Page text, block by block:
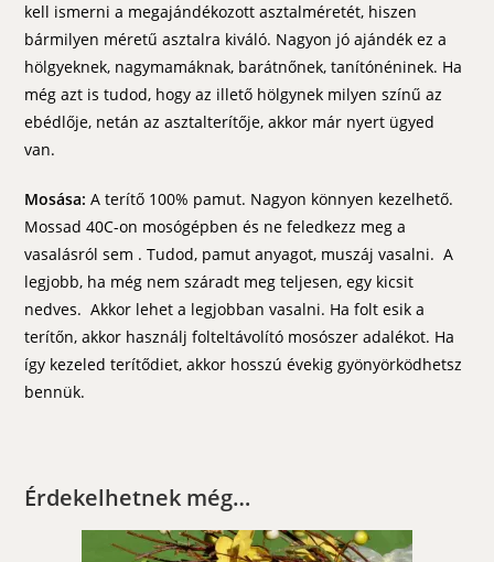
kell ismerni a megajándékozott asztalméretét, hiszen
bármilyen méretű asztalra kiváló. Nagyon jó ajándék ez a
hölgyeknek, nagymamáknak, barátnőnek, tanítónéninek. Ha
még azt is tudod, hogy az illető hölgynek milyen színű az
ebédlője, netán az asztalterítője, akkor már nyert ügyed
van.
Mosása: A terítő 100% pamut. Nagyon könnyen kezelhető.
Mossad 40C-on mosógépben és ne feledkezz meg a
vasalásról sem . Tudod, pamut anyagot, muszáj vasalni. A
legjobb, ha még nem száradt meg teljesen, egy kicsit
nedves. Akkor lehet a legjobban vasalni. Ha folt esik a
terítőn, akkor használj folteltávolító mosószer adalékot. Ha
így kezeled terítődiet, akkor hosszú évekig gyönyörködhetsz
bennük.
Érdekelhetnek még…